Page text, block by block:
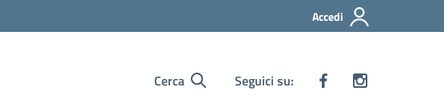
Accedi
Cerca Seguici su: